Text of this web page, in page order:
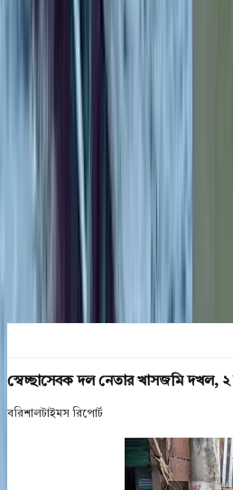
২৪ জুলাই, ২০২৬ ২০:২৬
শেয়ার
প্রিন্ট এন্ড সেভ
স্বেচ্ছাসেবক দল নেতার খাসজমি দখল, ২
বরিশালটাইমস রিপোর্ট